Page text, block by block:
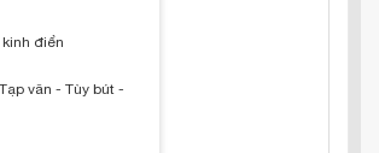
điển
văn - Tùy bút -